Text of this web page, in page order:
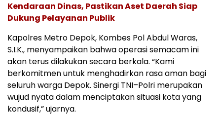
Kendaraan Dinas, Pastikan Aset Daerah Siap
Dukung Pelayanan Publik
Kapolres Metro Depok, Kombes Pol Abdul Waras,
S.I.K., menyampaikan bahwa operasi semacam ini
akan terus dilakukan secara berkala. “Kami
berkomitmen untuk menghadirkan rasa aman bagi
seluruh warga Depok. Sinergi TNI–Polri merupakan
wujud nyata dalam menciptakan situasi kota yang
kondusif,” ujarnya.